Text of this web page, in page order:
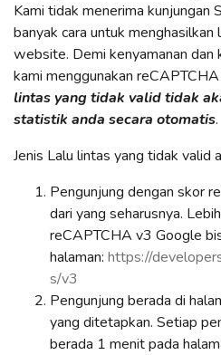
Kami tidak menerima kunjungan
banyak cara untuk
website. Demi kenyamanan dan
kami menggunakan
lintas yang tidak valid tidak
statistik anda secara otomatis.
Jenis Lalu lintas yang tidak valid
Pengunjung dengan skor
dari yang seharusnya.
reCAPTCHA v3 Google
halaman: https://
s/v3
Pengunjung berada di
yang ditetapkan. Setiap
berada 1 menit pada